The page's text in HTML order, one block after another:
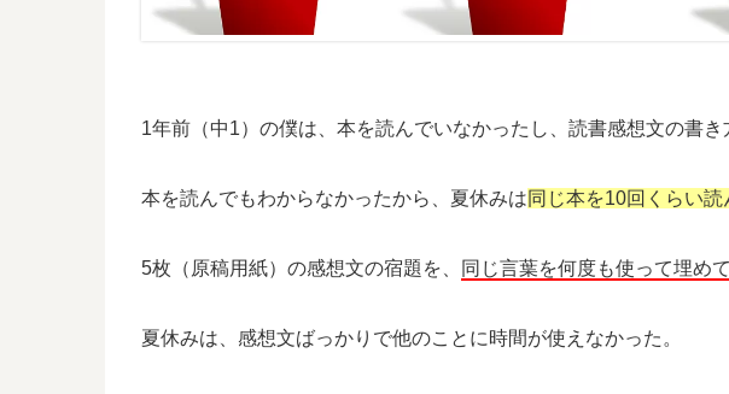
1年前（中1）の僕は、本を読んでいなかったし、読書感想文の書き
本を読んでもわからなかったから、夏休みは同じ本を10回くらい読
5枚（原稿用紙）の感想文の宿題を、 同じ言葉を何度も使って埋め
夏休みは、感想文ばっかりで他のことに時間が使えなかった。